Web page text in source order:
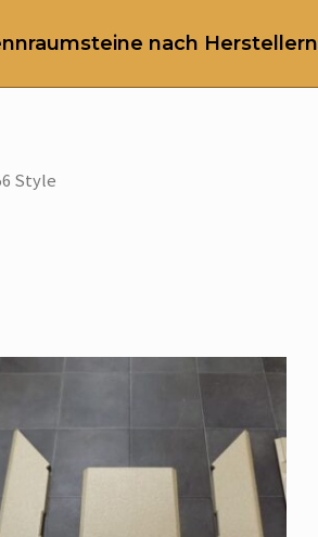
nach Herstellern
Style